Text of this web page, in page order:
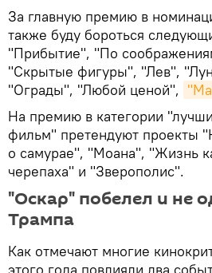
За главную премию в
также буду бороться
"Прибытие", "По
"Скрытые фигуры", "Лев",
"Ограды", "Любой ценой",
На премию в категории
фильм" претендуют проекты
о самурае", "Моана", "Жизнь
черепаха" и "Зверополис".
"Оскар" побелел и не
Трампа
Как отмечают многие
этого года повлияли два